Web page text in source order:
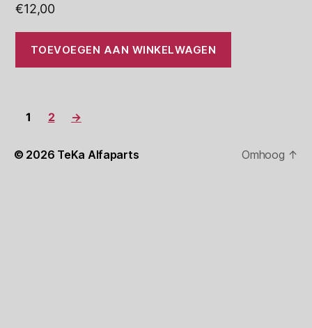
€12,00
TOEVOEGEN AAN WINKELWAGEN
1 2 →
© 2026 TeKa Alfaparts Omhoog ↑